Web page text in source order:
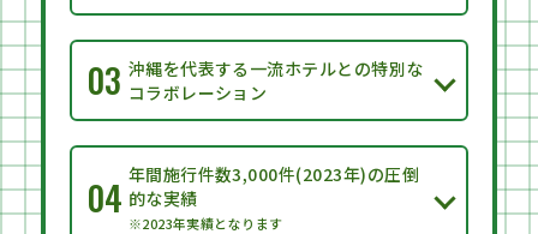
03 沖縄を代表する一流ホテルとの特別な
コラボレーション
04 年間施行件数3,000件(2023年)の圧倒
的な実績
※2023年実績となります